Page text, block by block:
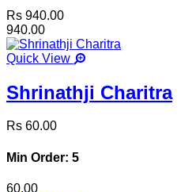
Rs 940.00
940.00
Quick View
Shrinathji Charitra
Rs 60.00
Min Order: 5
60.00